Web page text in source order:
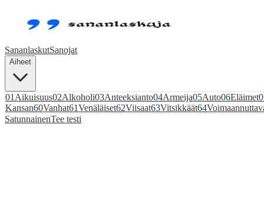
SananlaskutSanojat
Aiheet
01 Aikuisuus02Alkoholi03Anteeksianto04Armeija05Auto06Eläimet
Kansan60Vanhat61Venäläiset62Viisaat63Vitsikkäät64
SatunnainenTee testi